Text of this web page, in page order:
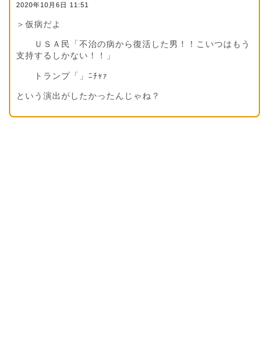
2020年10月6日 11:51
＞仮病だよ
ＵＳＡ民「不治の病から復活した男！！こいつはもう
支持するしかない！！」
トランプ「」ﾆﾁｬｧ
という演出がしたかったんじゃね？